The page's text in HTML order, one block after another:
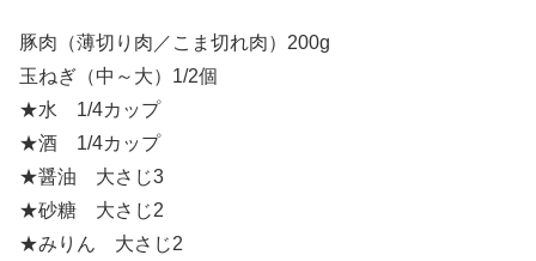
豚肉（薄切り肉／こま切れ肉）200g
玉ねぎ（中～大）1/2個
★水 1/4カップ
★酒 1/4カップ
★醤油 大さじ3
★砂糖 大さじ2
★みりん 大さじ2